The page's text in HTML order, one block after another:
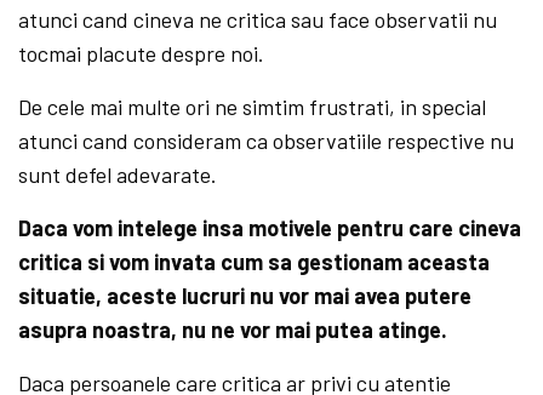
atunci cand cineva ne critica sau face observatii nu
tocmai placute despre noi.
De cele mai multe ori ne simtim frustrati, in special
atunci cand consideram ca observatiile respective nu
sunt defel adevarate.
Daca vom intelege insa motivele pentru care cineva
critica si vom invata cum sa gestionam aceasta
situatie, aceste lucruri nu vor mai avea putere
asupra noastra, nu ne vor mai putea atinge.
Daca persoanele care critica ar privi cu atentie